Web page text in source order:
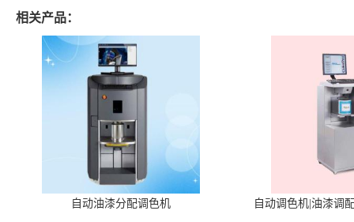
相关产品：
自动油漆分配调色机 自动调色机|油漆调